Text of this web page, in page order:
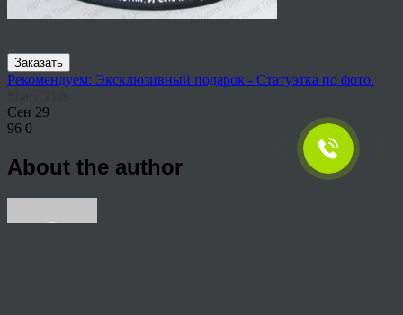
Заказать
Рекомендуем: Эксклюзивный подарок - Статуэтка по фото.
Сен 29
96 0
About the author